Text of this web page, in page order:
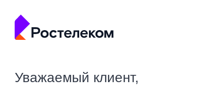
Уважаемый клиент,